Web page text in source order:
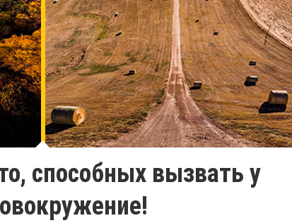
способных вызвать у